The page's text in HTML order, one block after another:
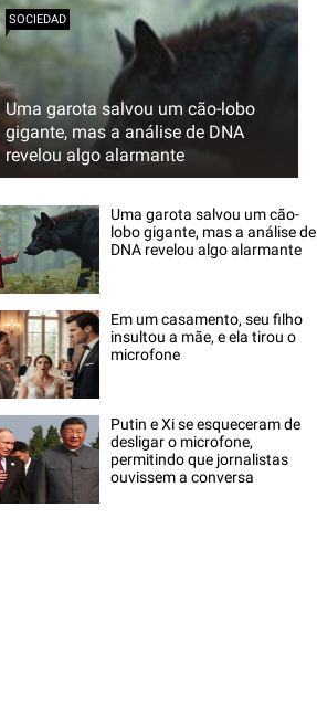
Uma garota salvou um cão-lobo
gigante, mas a análise de DNA
revelou algo alarmante
SOCIEDAD
Uma garota salvou um cão-
lobo gigante, mas a análise de
DNA revelou algo alarmante
Em um casamento, seu filho
insultou a mãe, e ela tirou o
microfone
Putin e Xi se esqueceram de
desligar o microfone,
permitindo que jornalistas
ouvissem a conversa